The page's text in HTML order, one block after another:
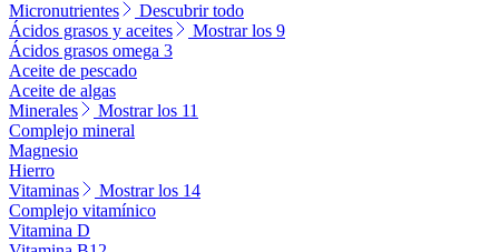
Micronutrientes
Descubrir todo
Ácidos grasos y aceites
Mostrar los 9
Ácidos grasos omega 3
Aceite de pescado
Aceite de algas
Minerales
Mostrar los 11
Complejo mineral
Magnesio
Hierro
Vitaminas
Mostrar los 14
Complejo vitamínico
Vitamina D